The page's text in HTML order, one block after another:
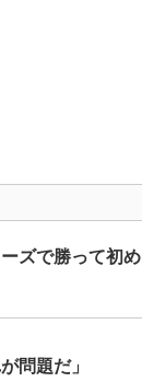
ズで勝って初め
問題だ」